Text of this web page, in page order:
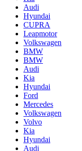
Audi
Hyundai
CUPRA
Leapmotor
Volkswagen
BMW
BMW
Audi
Kia
Hyundai
Ford
Mercedes
Volkswagen
Volvo
Kia
Hyundai
Audi